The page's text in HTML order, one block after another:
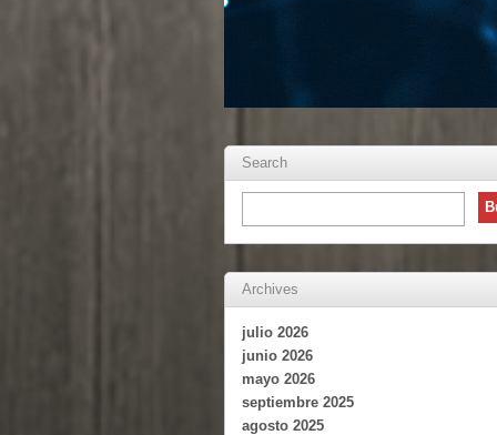
Search
Archives
julio 2026
junio 2026
mayo 2026
septiembre 2025
agosto 2025